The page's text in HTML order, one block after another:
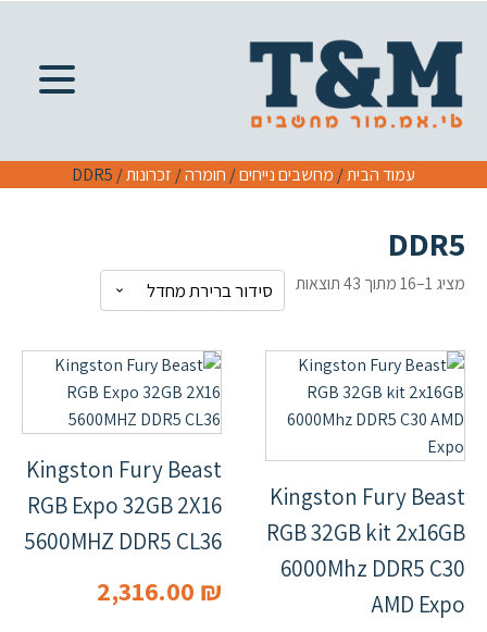
עמוד הבית/ מחשבים נייחים/ חומרה/ זכרונות/ DDR5
DDR5
מציג 1–16 מתוך 43 תוצאות
Kingston Fury Beast
RGB 32GB kit 2x16GB
6000Mhz DDR5 C30
AMD Expo
Kingston Fury Beast
RGB Expo 32GB 2X16
5600MHZ DDR5 CL36
2,316.00 ₪